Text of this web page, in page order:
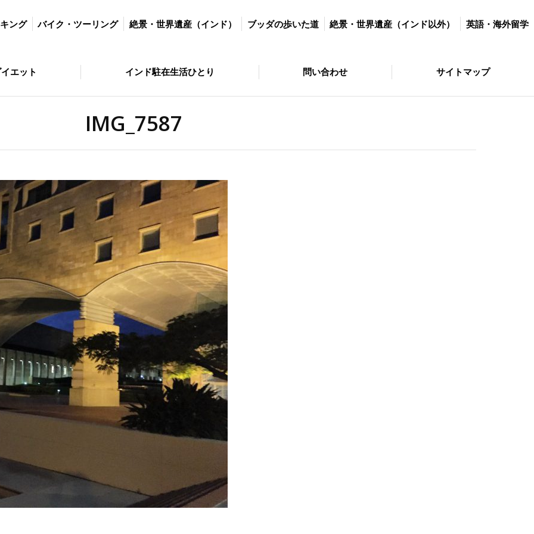
ング バイク・ツーリング 絶景・世界遺産（インド） ブッダの歩いた道 絶景・世界遺産（インド以外） 英語・海外留学
エット インド駐在生活ひとり 問い合わせ サイトマップ
IMG_7587
ーリング 絶景・世界遺産（インド） ブッダの歩いた道 絶景・世界遺産（インド以外） 英語・海外留学 マラソン＆ダイエット